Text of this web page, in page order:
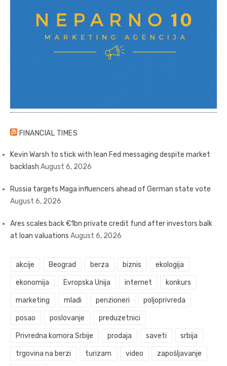
FINANCIAL TIMES
Kevin Warsh to stick with lean Fed messaging despite market
backlash August 6, 2026
Russia targets Maga influencers ahead of German state vote
August 6, 2026
Ares scales back €1bn private credit fund after investors balk
at loan valuations August 6, 2026
akcije Beograd berza biznis ekologija
ekonomija Evropska Unija internet konkurs
marketing mladi penzioneri poljoprivreda
posao poslovanje preduzetnici
Privredna komora Srbije prodaja saveti srbija
trgovina na berzi turizam video zapošljavanje